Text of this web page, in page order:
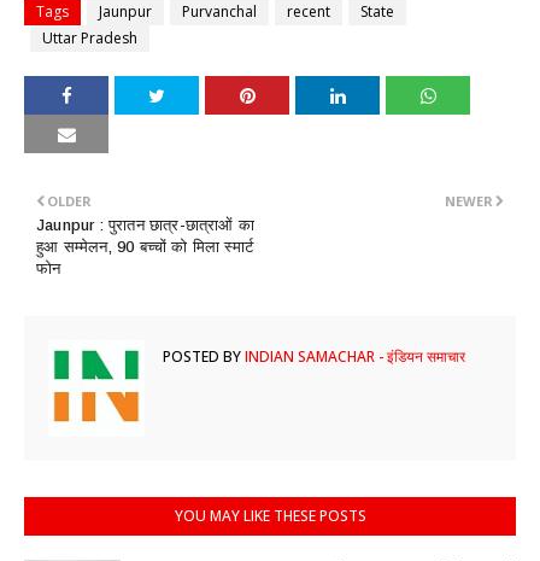
Tags Jaunpur Purvanchal recent
State
Uttar Pradesh
NEWER
OLDER
Jaunpur : ​पुरातन छात्र-छात्राओं का
हुआ सम्मेलन, 90 बच्चों को मिला स्मार्ट
फोन
POSTED BYINDIAN SAMACHAR - इंडियन समाचार
YOU MAY LIKE THESE POSTS